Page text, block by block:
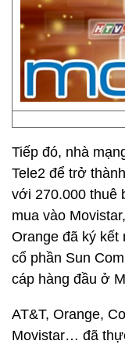
Tiếp đó, nhà
Tele2 để trở
với 270.000 thuê
mua vào
Orange đã ký kết
cổ phần Sun
cáp hàng đầu ở
AT&T, Orange,
Movistar… đã